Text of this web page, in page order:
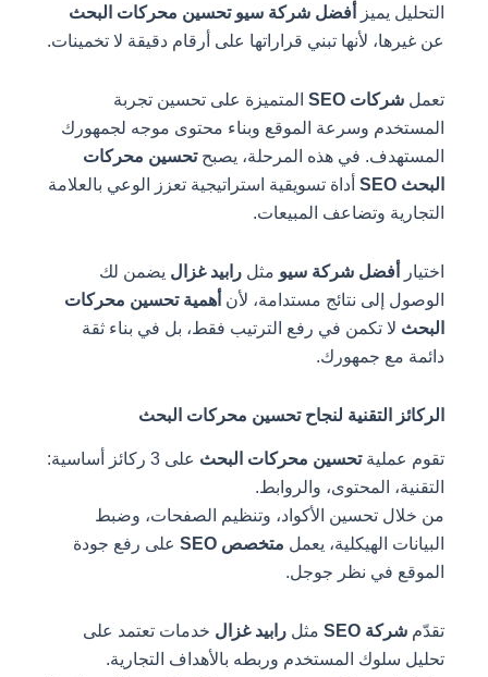
التحليل يميزأفضل شركة سيو تحسين محركات البحث
عن غيرها، لأنها تبني قراراتها على أرقام دقيقة لا تخمينات.
تعملشركات SEO
المتميزة على تحسين تجربة
المستخدم وسرعة الموقع وبناء محتوى موجه لجمهورك
المستهدف. في هذه المرحلة، يصبحتحسين محركات
البحث SEO
أداة تسويقية استراتيجية تعزز الوعي بالعلامة
التجارية وتضاعف المبيعات.
اختيارأفضل شركة سيومثلرابيد غزال يضمن لك
الوصول إلى نتائج مستدامة، لأنأهمية تحسين محركات
البحثلا تكمن في رفع الترتيب فقط، بل في بناء ثقة
دائمة مع جمهورك.
الركائز التقنية لنجاح تحسين محركات البحث
تقوم عمليةتحسين محركات البحث
على 3 ركائز أساسية:
التقنية، المحتوى، والروابط.
من خلال تحسين الأكواد، وتنظيم الصفحات، وضبط
البيانات الهيكلية، يعملمتخصص SEO
على رفع جودة
الموقع في نظر جوجل.
تقدّمشركة SEO مثلرابيد غزال خدمات تعتمد على
تحليل سلوك المستخدم وربطه بالأهداف التجارية.